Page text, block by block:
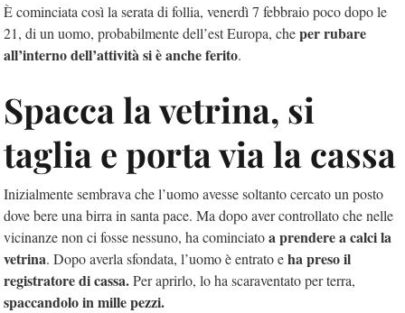
È cominciata così la serata di follia, venerdì 7 febbraio poco dopo le
21, di un uomo, probabilmente dell’est Europa, cheper rubare
all’interno dell’attività si è anche ferito.
Spacca la vetrina, si
taglia e porta via la cassa
Inizialmente sembrava che l’uomo avesse soltanto cercato un posto
dove bere una birra in santa pace. Ma dopo aver controllato che nelle
vicinanze non ci fosse nessuno, ha cominciatoa prendere a calci la
vetrina. Dopo averla sfondata, l’uomo è entrato eha preso il
registratore di cassa.Per aprirlo, lo ha scaraventato per terra,
spaccandolo in mille pezzi.